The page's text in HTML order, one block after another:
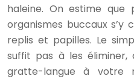
haleine. On estime
organismes buccaux s’y
replis et papilles. Le
suffit pas à les éliminer,
gratte-langue à votre